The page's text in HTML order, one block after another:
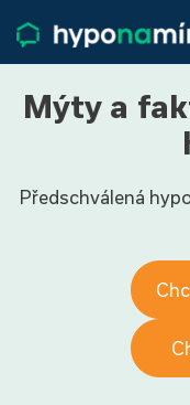
Životní pojištění
Pojištění
800 688 388
Mýty a
Předschválená